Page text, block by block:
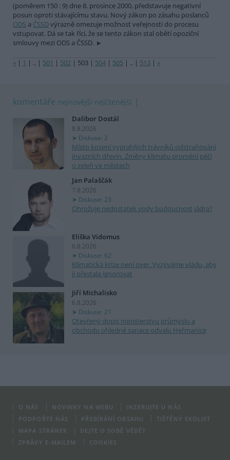
(poměrem 150 : 9) dne 8. prosince 2000, představuje negativní
posun oproti stávajícímu stavu. Nový zákon po zásahu poslanců
ODS a ČSSDvýrazně omezuje možnost veřejnosti do procesu
vstupovat. Dá se tak říci, že se tento zákon stal obětí opoziční
smlouvy mezi ODS a ČSSD.
« | 1 | .. | 501 | 502 | 503 | 504 | 505 | .. | 513 | »
komentáře nejnovější nejčtenější
Dalibor Dostál
8.8.2026
Diskuse: 2
Místo kosení vyprahlých trávníků odstraňování
invazních dřevin. Změny klimatu promění péči
o zeleň ve městech
Jan Palaščák
7.8.2026
Diskuse: 23
Ohrožuje nedostatek vody budoucnost jádra?
Eliška Vidomus
6.8.2026
Diskuse: 62
Klimatická krize není over. Vyzýváme vládu, aby
ji přestala ignorovat
Jiří Michalisko
6.8.2026
Diskuse: 21
Otevřený dopis ministerstvu průmyslu a
obchodu ohledně sanace odvalu Heřmanice
O NÁS NOVINKY NA WEBU
INZERUJTE U NÁS
PODPOŘTE NÁS
PŘEBÍRÁNÍ OBSAHU
TIŠTĚNÝ EKOLIST
MAPA STRÁNEK
DEJTE O SOBĚ VĚDĚT
ZPRÁVY E-MAILEM
COOKIES